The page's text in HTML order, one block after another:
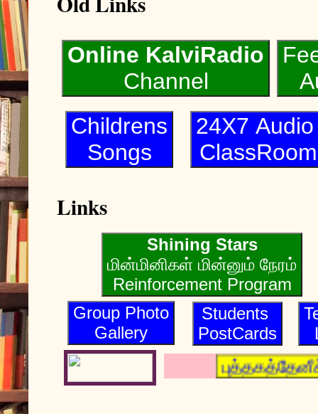
Online KalviRadio
Channel
Childrens
Songs
24X7
ClassRoom
Links
Shining Stars
மின்மினிகள் மின்னும் நேரம்
Reinforcement Program
Group Photo
Gallery
Students
PostCards